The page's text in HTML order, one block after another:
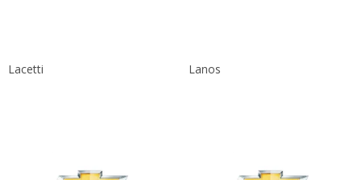
Lacetti Lanos